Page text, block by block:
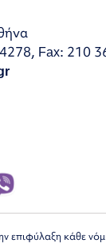
Fax: 210
επιφύλαξη κάθε